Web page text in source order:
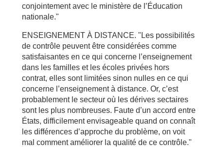
conjointement avec le ministère de l’Éducation
nationale."
ENSEIGNEMENT À DISTANCE. "Les possibilités
de contrôle peuvent être considérées comme
satisfaisantes en ce qui concerne l’enseignement
dans les familles et les écoles privées hors
contrat, elles sont limitées sinon nulles en ce qui
concerne l’enseignement à distance. Or, c’est
probablement le secteur où les dérives sectaires
sont les plus nombreuses. Faute d’un accord entre
États, difficilement envisageable quand on connaît
les différences d’approche du problème, on voit
mal comment améliorer la qualité de ce contrôle."